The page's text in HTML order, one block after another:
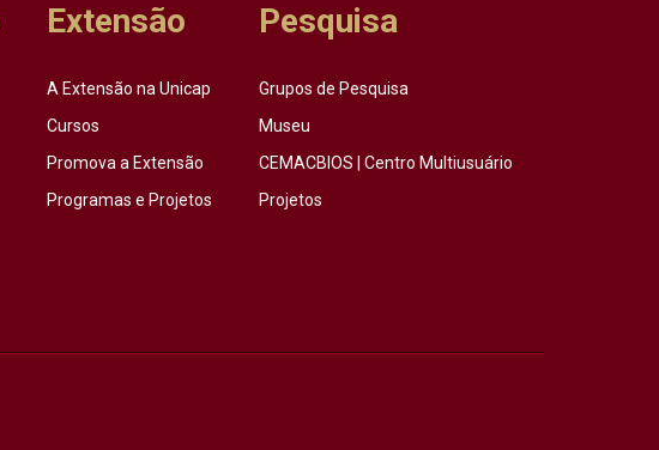
Extensão
A Extensão na Unicap
Cursos
Promova a Extensão
Programas e Projetos
Pesquisa
Grupos de Pesquisa
Museu
CEMACBIOS | Centro Multiusuário
Projetos